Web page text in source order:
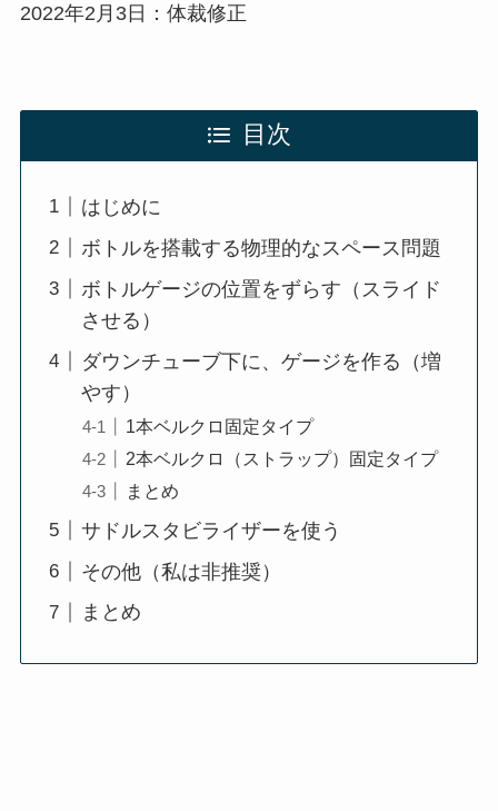
2022年2月3日：体裁修正
目次
はじめに
ボトルを搭載する物理的なスペース問題
ボトルゲージの位置をずらす（スライド
させる）
ダウンチューブ下に、ゲージを作る（増
やす）
1本ベルクロ固定タイプ
2本ベルクロ（ストラップ）固定タイプ
まとめ
サドルスタビライザーを使う
その他（私は非推奨）
まとめ